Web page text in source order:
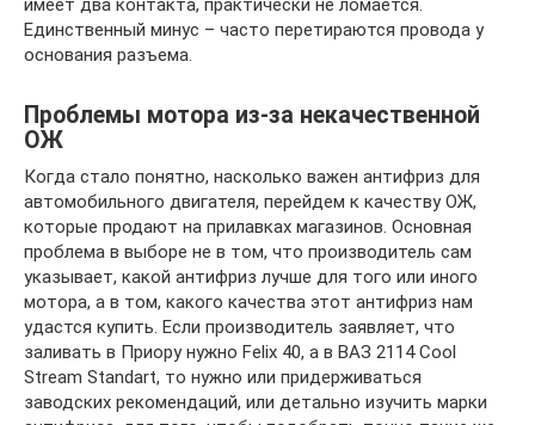
Единственный минус – часто перетираются провода у
основания разъема.
Проблемы мотора из-за некачественной
ОЖ
Когда стало понятно, насколько важен антифриз для
автомобильного двигателя, перейдем к качеству ОЖ,
которые продают на прилавках магазинов. Основная
проблема в выборе не в том, что производитель сам
указывает, какой антифриз лучше для того или иного
мотора, а в том, какого качества этот антифриз нам
удастся купить. Если производитель заявляет, что
заливать в Приору нужно Felix 40, а в ВАЗ 2114 Cool
Stream Standart, то нужно или придерживаться
заводских рекомендаций, или детально изучить марки